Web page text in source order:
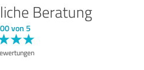
Beratung
von 5